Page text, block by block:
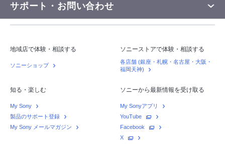
サポート・お問い合わせ
地域店で体験・相談する
ソニーショップ
ソニーストアで体験・相談する
各店舗 (銀座・札幌・名古屋・大阪・
福岡天神)
知る・楽しむ
My Sony
製品のサポート登録
My Sony メールマガジン
ソニーから最新情報を受け取る
My Sonyアプリ
YouTube
Facebook
X